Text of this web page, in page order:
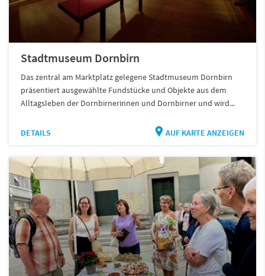
Stadtmuseum Dornbirn
Das zentral am Marktplatz gelegene Stadtmuseum Dornbirn
präsentiert ausgewählte Fundstücke und Objekte aus dem
Alltagsleben der Dornbirnerinnen und Dornbirner und wird...
DETAILS AUF KARTE ANZEIGEN